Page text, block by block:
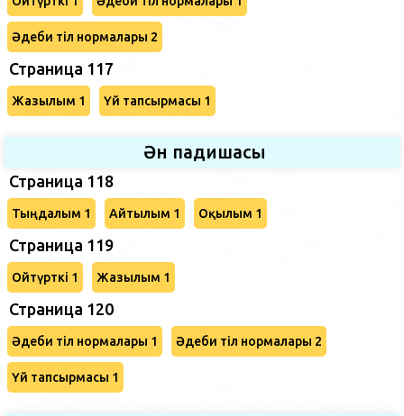
Әдеби тіл нормалары 2
Страница 117
Жазылым 1 Үй тапсырмасы 1
Ән падишасы
Страница 118
Тыңдалым 1 Айтылым 1 Оқылым 1
Страница 119
Ойтүрткі 1 Жазылым 1
Страница 120
Әдеби тіл нормалары 1 Әдеби тіл нормалары 2
Үй тапсырмасы 1